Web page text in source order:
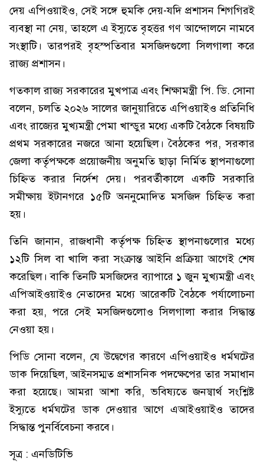
দেয় এপিওয়াইও, সেই সঙ্গে হুমকি দেয়-যদি প্রশাসন শিগগিরই
ব্যবস্থা না নেয়, তাহলে এ ইস্যুতে বৃহত্তর গণ আন্দোলনে নামবে
সংস্থাটি। তারপরই বৃহস্পতিবার মসজিদগুলো সিলগালা করে
রাজ্য প্রশাসন।
গতকাল রাজ্য সরকারের মুখপাত্র এবং শিক্ষামন্ত্রী পি. ডি. সোনা
বলেন, চলতি ২০২৬ সালের জানুয়ারিতে এপিওয়াইও প্রতিনিধি
এবং রাজ্যের মুখ্যমন্ত্রী পেমা খান্ডুর মধ্যে একটি বৈঠকে বিষয়টি
প্রথম সরকারের নজরে আনা হয়েছিল। বৈঠকের পর, সরকার
জেলা কর্তৃপক্ষকে প্রয়োজনীয় অনুমতি ছাড়া নির্মিত স্থাপনাগুলো
চিহ্নিত করার নির্দেশ দেয়। পরবর্তীকালে একটি সরকারি
সমীক্ষায় ইটানগরে ১৫টি অননুমোদিত মসজিদ চিহ্নিত করা
হয়।
তিনি জানান, রাজধানী কর্তৃপক্ষ চিহ্নিত স্থাপনাগুলোর মধ্যে
১২টি সিল বা খালি করা সংক্রান্ত আইনি প্রক্রিয়া আগেই শেষ
করেছিল। বাকি তিনটি মসজিদের ব্যাপারে ১ জুন মুখ্যমন্ত্রী এবং
এপিআইওয়াইও নেতাদের মধ্যে আরেকটি বৈঠকে পর্যালোচনা
করা হয়, পরে সেই মসজিদগুলোও সিলগালা করার সিদ্ধান্ত
নেওয়া হয়।
পিডি সোনা বলেন, যে উদ্বেগের কারণে এপিওয়াইও ধর্মঘটের
ডাক দিয়েছিল, আইনসম্মত প্রশাসনিক পদক্ষেপের তার সমাধান
করা হয়েছে। আমরা আশা করি, ভবিষ্যতে জনস্বার্থ সংশ্লিষ্ট
ইস্যুতে ধর্মঘটের ডাক দেওয়ার আগে এআইওয়াইও তাদের
সিদ্ধান্ত পুনর্বিবেচনা করবে।
সূত্র : এনডিটিভি